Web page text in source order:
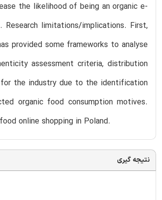
the likelihood of being an organic e-
Research limitations/implications. First,
provided some frameworks to analyse
assessment criteria, distribution
for the industry due to the identification
organic food consumption motives.
online shopping in Poland.
نتیجه گیری